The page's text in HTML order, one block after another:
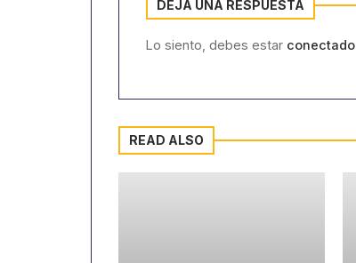
DEJA UNA RESPUESTA
Lo siento, debes estar conectado
READ ALSO